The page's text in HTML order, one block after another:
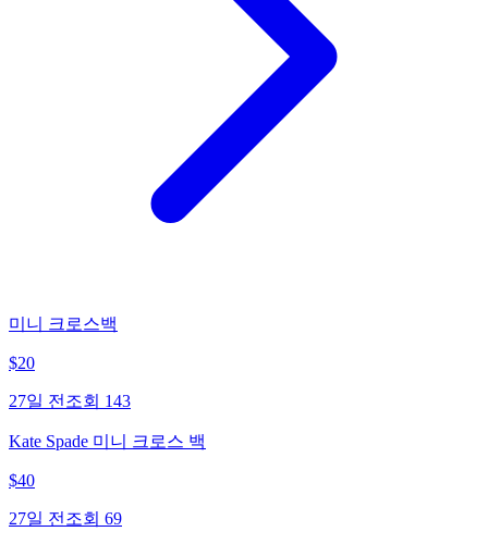
미니 크로스백
$20
27일 전 조회 143
Kate Spade 미니 크로스 백
$40
27일 전 조회 69